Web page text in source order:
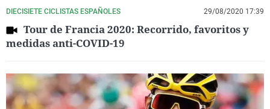
DIECISIETE CICLISTAS ESPAÑOLES 29/08/2020 17:39
Tour de Francia 2020: Recorrido, favoritos y
medidas anti-COVID-19